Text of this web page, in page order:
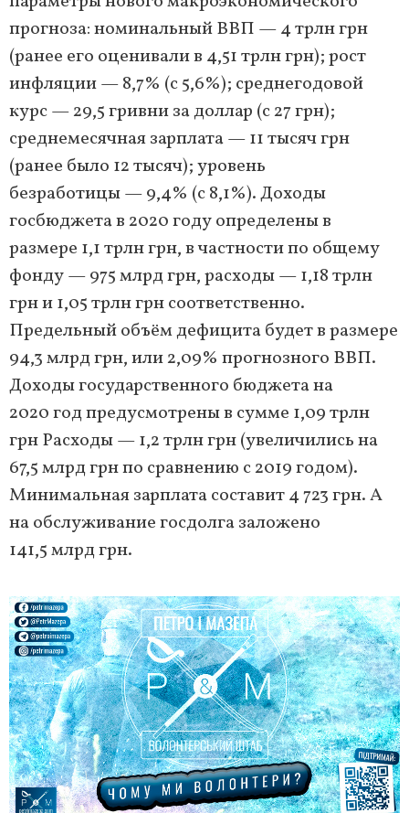
прогноза: номинальный ВВП — 4 трлн грн
(ранее его оценивали в 4,51 трлн грн); рост
инфляции — 8,7% (с 5,6%); среднегодовой
курс — 29,5 гривни за доллар (с 27 грн);
среднемесячная зарплата — 11 тысяч грн
(ранее было 12 тысяч); уровень
безработицы — 9,4% (с 8,1%). Доходы
госбюджета в 2020 году определены в
размере 1,1 трлн грн, в частности по общему
фонду — 975 млрд грн, расходы — 1,18 трлн
грн и 1,05 трлн грн соответственно.
Предельный объём дефицита будет в размере
94,3 млрд грн, или 2,09% прогнозного ВВП.
Доходы государственного бюджета на
2020 год предусмотрены в сумме 1,09 трлн
грн Расходы — 1,2 трлн грн (увеличились на
67,5 млрд грн по сравнению с 2019 годом).
Минимальная зарплата составит 4 723 грн. А
на обслуживание госдолга заложено
141,5 млрд грн.